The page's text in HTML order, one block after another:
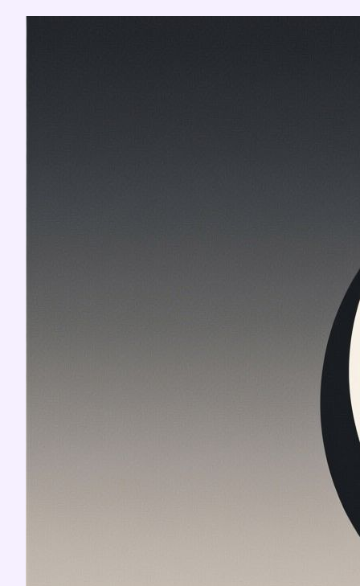
Перейти